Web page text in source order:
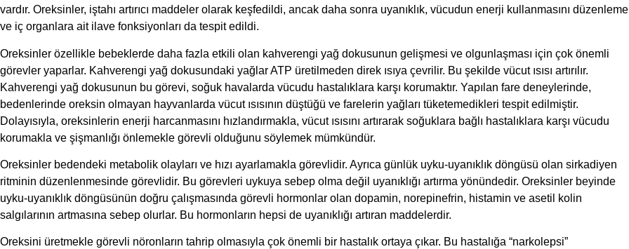
vardır. Oreksinler, iştahı artırıcı maddeler olarak keşfedildi, ancak daha sonra uyanıklık, vücudun enerji kullanmasını düzenleme
ve iç organlara ait ilave fonksiyonları da tespit edildi.
Oreksinler özellikle bebeklerde daha fazla etkili olan kahverengi yağ dokusunun gelişmesi ve olgunlaşması için çok önemli
görevler yaparlar. Kahverengi yağ dokusundaki yağlar ATP üretilmeden direk ısıya çevrilir. Bu şekilde vücut ısısı artırılır.
Kahverengi yağ dokusunun bu görevi, soğuk havalarda vücudu hastalıklara karşı korumaktır. Yapılan fare deneylerinde,
bedenlerinde oreksin olmayan hayvanlarda vücut ısısının düştüğü ve farelerin yağları tüketemedikleri tespit edilmiştir.
Dolayısıyla, oreksinlerin enerji harcanmasını hızlandırmakla, vücut ısısını artırarak soğuklara bağlı hastalıklara karşı vücudu
korumakla ve şişmanlığı önlemekle görevli olduğunu söylemek mümkündür.
Oreksinler bedendeki metabolik olayları ve hızı ayarlamakla görevlidir. Ayrıca günlük uyku-uyanıklık döngüsü olan sirkadiyen
ritminin düzenlenmesinde görevlidir. Bu görevleri uykuya sebep olma değil uyanıklığı artırma yönündedir. Oreksinler beyinde
uyku-uyanıklık döngüsünün doğru çalışmasında görevli hormonlar olan dopamin, norepinefrin, histamin ve asetil kolin
salgılarının artmasına sebep olurlar. Bu hormonların hepsi de uyanıklığı artıran maddelerdir.
Oreksini üretmekle görevli nöronların tahrip olmasıyla çok önemli bir hastalık ortaya çıkar. Bu hastalığa “narkolepsi”